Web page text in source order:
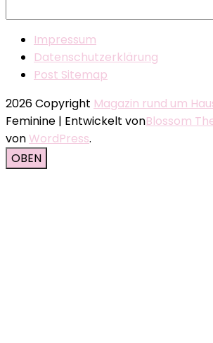
Impressum
Datenschutzerklärung
Post Sitemap
2026 Copyright Magazin rund um
Feminine | Entwickelt vonBlossom
vonWordPress.
OBEN